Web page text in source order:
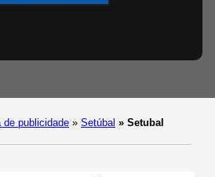
de publicidade » Setúbal » Setubal